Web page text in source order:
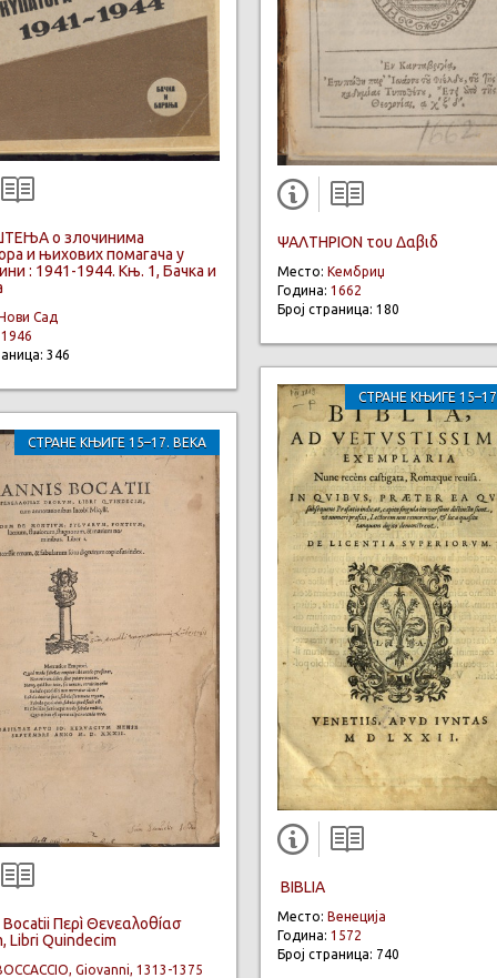
о злочинима
и њихових помагача у
: 1941-1944. Књ. 1, Бачка и
Сад
1946
346
СТРАНЕ КЊИГЕ 15–17. ВЕКА
Περì Θενεαλοθíασ
Libri Quindecim
Giovanni, 1313-1375
ΨΑΛΤΗΡΙΟΝ του Δαβιδ
Место: Кембриџ
Година: 1662
Број страница: 180
СТРАНЕ КЊИГЕ
BIBLIA
Место: Венеција
Година: 1572
Број страница: 740